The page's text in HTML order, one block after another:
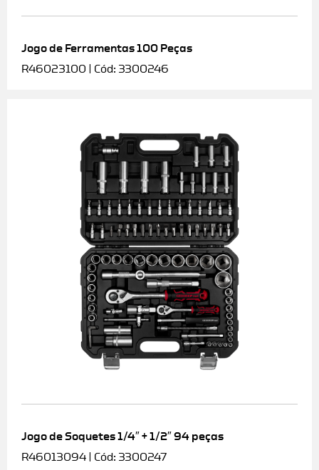
Jogo de Ferramentas 100 Peças
R46023100 | Cód: 3300246
Jogo de Soquetes 1/4″ + 1/2″ 94 peças
R46013094 | Cód: 3300247